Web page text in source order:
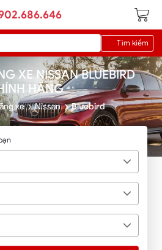
Tìm kiếm
XE NISSAN BLUEBIRD
HÃNG
xe Nissan Bluebird